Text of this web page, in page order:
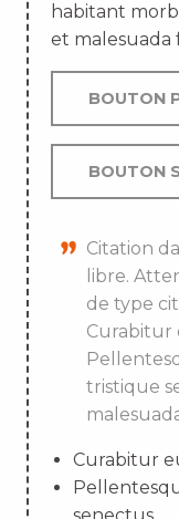
habitant
et malesuada
BOUTON
BOUTON
Citation
libre.
de type
Curabitur
tristique
Curabitur